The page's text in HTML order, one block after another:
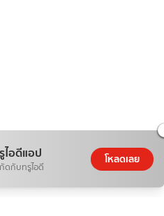
ไอดีแอป
ดกับทรูไอดี
โหลดเลย